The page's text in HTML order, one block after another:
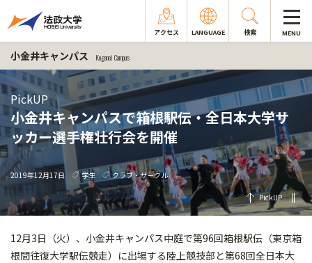
アクセス LANGUAGE 検索 MENU
小金井キャンパス Koganei Campus
PickUP
小金井キャンパスで箱根駅伝・全日本大学サ
ッカー選手権壮行会を開催
2019年12月17日 学生 クラブ・サークル
PickUP
12月3日（火）、小金井キャンパス中庭で第96回箱根駅伝（東京箱
根間往復大学駅伝競走）に出場する陸上競技部と第68回全日本大